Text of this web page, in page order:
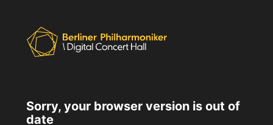
Sorry, your browser version is out of
date